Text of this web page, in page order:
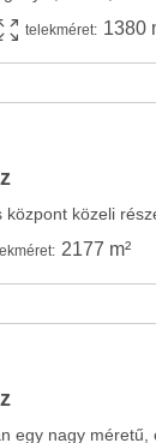
telekméret: 1380
közeli
2177 m²
egy nagy méretű,